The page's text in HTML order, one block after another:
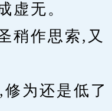
虚无。
作思索,又
为还是低了